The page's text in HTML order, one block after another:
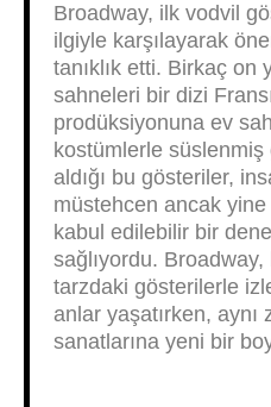
Broadway, ilk vodvil
ilgiyle karşılayarak
tanıklık etti. Birkaç on
sahneleri bir dizi
prodüksiyonuna ev
kostümlerle süslenmiş
aldığı bu gösteriler,
müstehcen ancak
kabul edilebilir bir
sağlıyordu.
tarzdaki gösterilerle
anlar yaşatırken, aynı
sanatlarına yeni bir